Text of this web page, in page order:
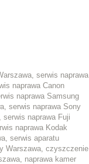
serwis naprawa
naprawa Canon
naprawa Samsung
serwis naprawa Sony
naprawa Fuji
naprawa Kodak
serwis aparatu
Warszawa, czyszczenie
naprawa kamer